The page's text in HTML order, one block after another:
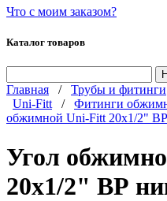
Что с моим заказом?
Каталог товаров
Главная / Трубы и фитинги
Uni-Fitt / Фитинги
обжимной Uni-Fitt 20x1/2"
Угол
20x1/2" ВР